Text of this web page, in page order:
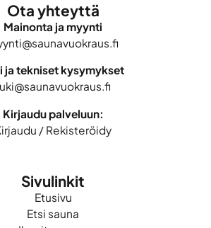
Ota yhteyttä
Mainonta ja myynti
ja tekniset kysymykset
Kirjaudu palveluun:
/ Rekisteröidy
Sivulinkit
Etusivu
Etsi sauna